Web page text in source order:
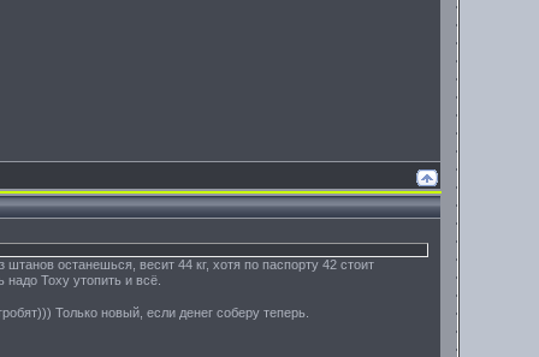
штанов останешься, весит 44 кг, хотя по паспорту 42 стоит
Тоху утопить и всё.
Только новый, если денег соберу теперь.